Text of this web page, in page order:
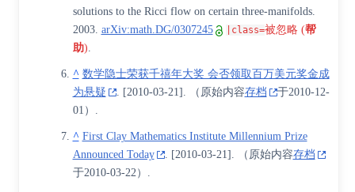
solutions to the Ricci flow on certain three-manifolds.
2003. arXiv:math.DG/0307245 |class=被忽略 (帮
助)
^ 数学隐士荣获千禧年大奖 会否领取百万美元奖金成
为悬疑
. [2010-03-21 ] . （原始内容存档
于2010-12-
01）.
^ First Clay Mathematics Institute Millennium Prize
Announced Today
. [2010-03-21 ] . （原始内容存档
于2010-03-22）.